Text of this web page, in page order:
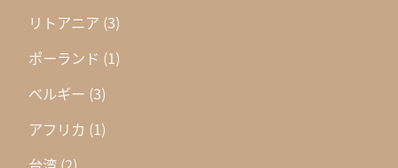
リトアニア (3)
ポーランド (1)
ベルギー (3)
アフリカ (1)